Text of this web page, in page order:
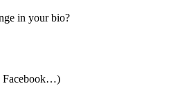
in your bio?
Facebook…)